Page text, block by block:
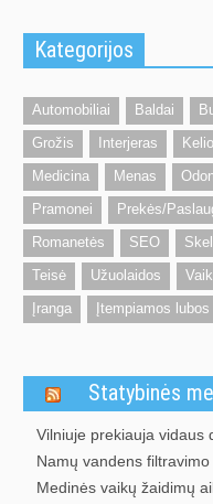
Kategorijos
Automobiliai Baldai
Grožis
Interjeras
Medicina
Menas
Pramonei
Prekės/
Romanetės
SEO
Teisė
Užuolaidos
Įranga
Įtempiamos lubos
Statybinės
Vilniuje prekiauja vidaus
Namų vandens
Medinės vaikų žaidimų